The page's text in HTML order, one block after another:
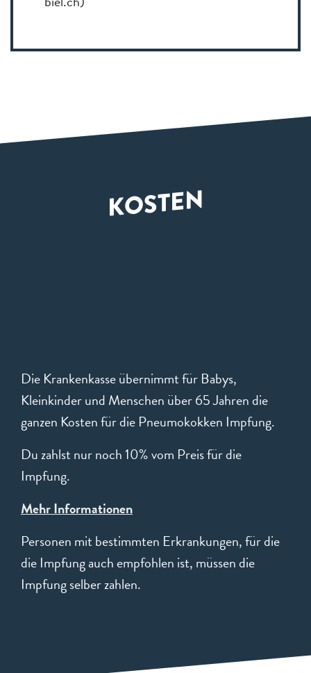
KOSTEN
Die Krankenkasse übernimmt für Babys,
Kleinkinder und Menschen über 65 Jahren die
ganzen Kosten für die Pneumokokken Impfung.
Du zahlst nur noch 10% vom Preis für die
Impfung.
Mehr Informationen
Personen mit bestimmten Erkrankungen, für die
die Impfung auch empfohlen ist, müssen die
Impfung selber zahlen.